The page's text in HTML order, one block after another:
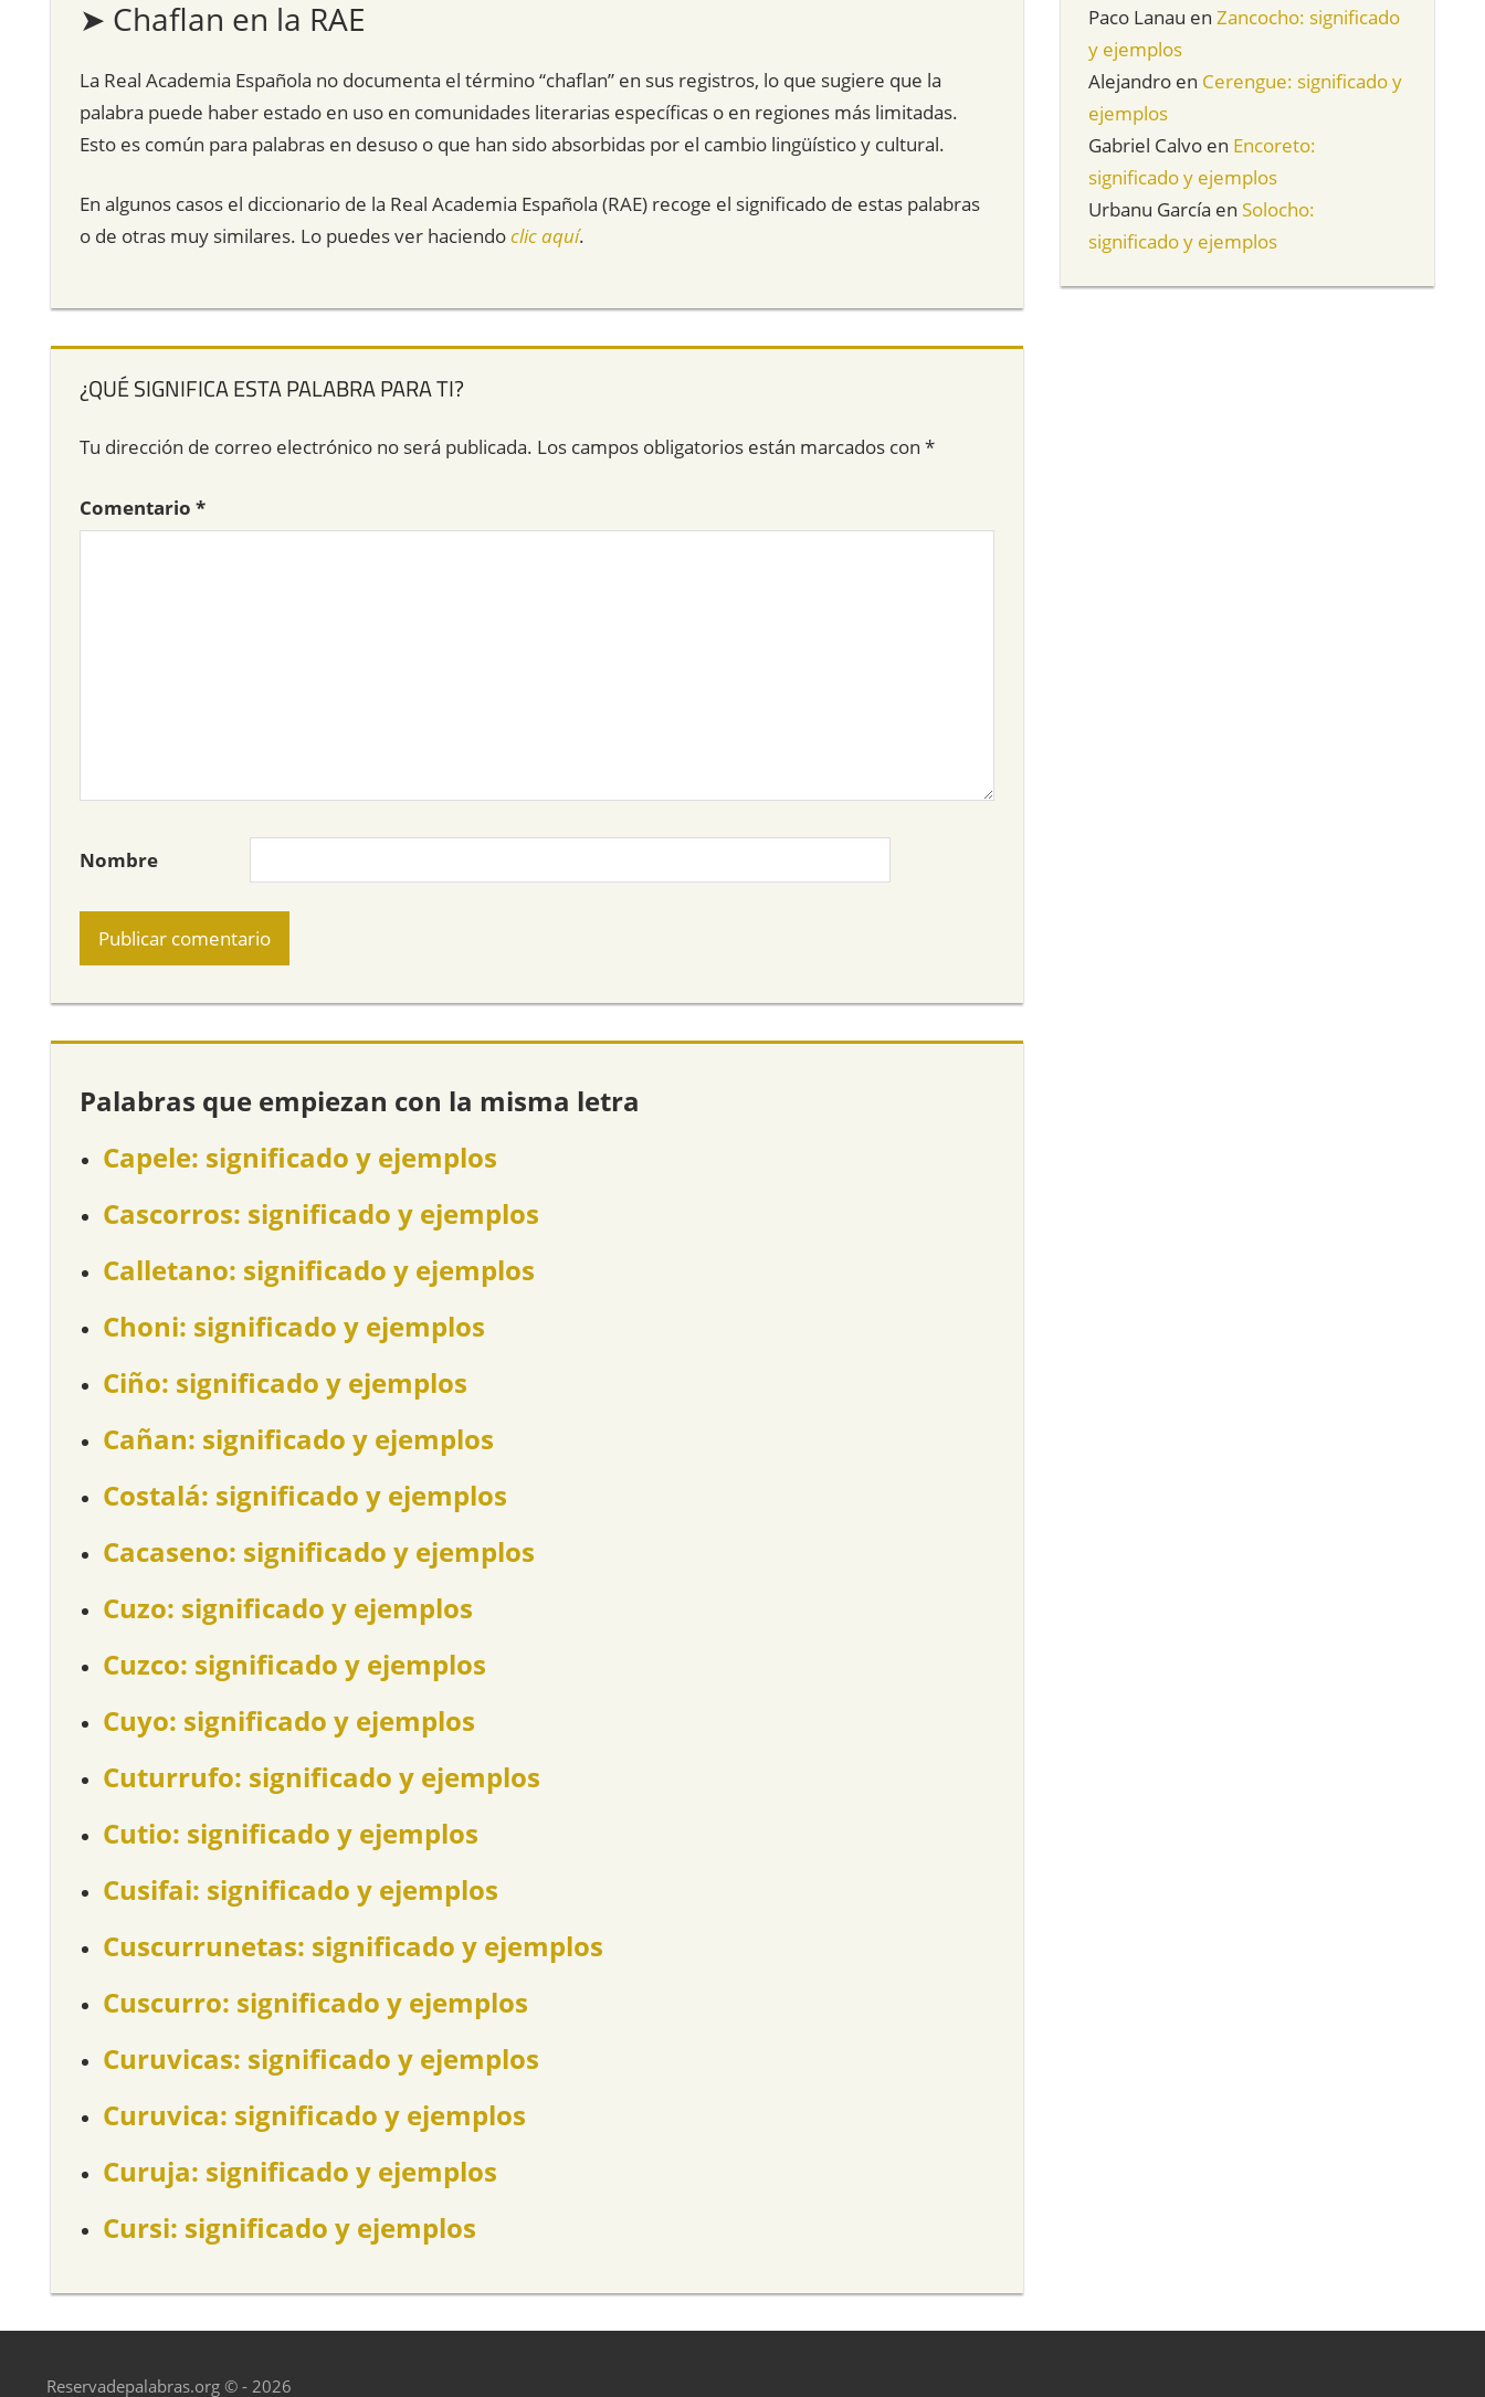
➤ Chaflan en la RAE
La Real Academia Española no documenta el término “chaflan” en sus registros, lo que sugiere que la
palabra puede haber estado en uso en comunidades literarias específicas o en regiones más limitadas.
Esto es común para palabras en desuso o que han sido absorbidas por el cambio lingüístico y cultural.
En algunos casos el diccionario de la Real Academia Española (RAE) recoge el significado de estas palabras
o de otras muy similares. Lo puedes ver haciendoclic aquí.
¿QUÉ SIGNIFICA ESTA PALABRA PARA TI?
Tu dirección de correo electrónico no será publicada. Los campos obligatorios están marcados con *
Comentario *
Nombre
Palabras que empiezan con la misma letra
Capele: significado y ejemplos
Cascorros: significado y ejemplos
Calletano: significado y ejemplos
Choni: significado y ejemplos
Ciño: significado y ejemplos
Cañan: significado y ejemplos
Costalá: significado y ejemplos
Cacaseno: significado y ejemplos
Cuzo: significado y ejemplos
Cuzco: significado y ejemplos
Cuyo: significado y ejemplos
Cuturrufo: significado y ejemplos
Cutio: significado y ejemplos
Cusifai: significado y ejemplos
Cuscurrunetas: significado y ejemplos
Cuscurro: significado y ejemplos
Curuvicas: significado y ejemplos
Curuvica: significado y ejemplos
Curuja: significado y ejemplos
Cursi: significado y ejemplos
Paco Lanau enZancocho: significado
y ejemplos
Alejandro en Cerengue: significado y
ejemplos
Gabriel Calvo en Encoreto:
significado y ejemplos
Urbanu García enSolocho:
significado y ejemplos
Reservadepalabras.org © - 2026